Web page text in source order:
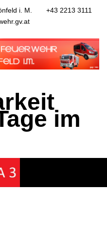
i. M.
+43 2213 3111
im